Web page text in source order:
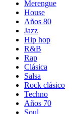
Merengue
House
Años 80
Jazz
Hip hop
R&B
Rap
Clásica
Salsa
Rock clásico
Techno
Años 70